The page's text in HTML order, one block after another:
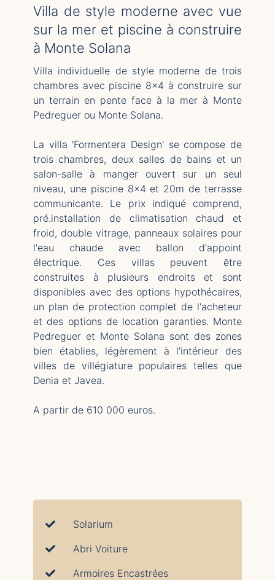
Villa de style moderne avec vue
sur la mer et piscine à construire
à Monte Solana
Villa individuelle de style moderne de trois
chambres avec piscine 8x4 à construire sur
un terrain en pente face à la mer à Monte
Pedreguer ou Monte Solana.
La villa 'Formentera Design' se compose de
trois chambres, deux salles de bains et un
salon-salle à manger ouvert sur un seul
niveau, une piscine 8x4 et 20m de terrasse
communicante. Le prix indiqué comprend,
pré.installation de climatisation chaud et
froid, double vitrage, panneaux solaires pour
l'eau chaude avec ballon d'appoint
électrique. Ces villas peuvent être
construites à plusieurs endroits et sont
disponibles avec des options hypothécaires,
un plan de protection complet de l'acheteur
et des options de location garanties. Monte
Pedreguer et Monte Solana sont des zones
bien établies, légèrement à l'intérieur des
villes de villégiature populaires telles que
Denia et Javea.
A partir de 610 000 euros.
Solarium
Abri Voiture
Armoires Encastrées